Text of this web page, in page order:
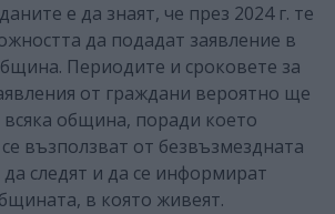
е да знаят, че през 2024 г. те
да подадат заявление в
Периодите и сроковете за
от граждани вероятно ще
всяка община, поради което
възползват от безвъзмездната
следят и да се информират
в която живеят.